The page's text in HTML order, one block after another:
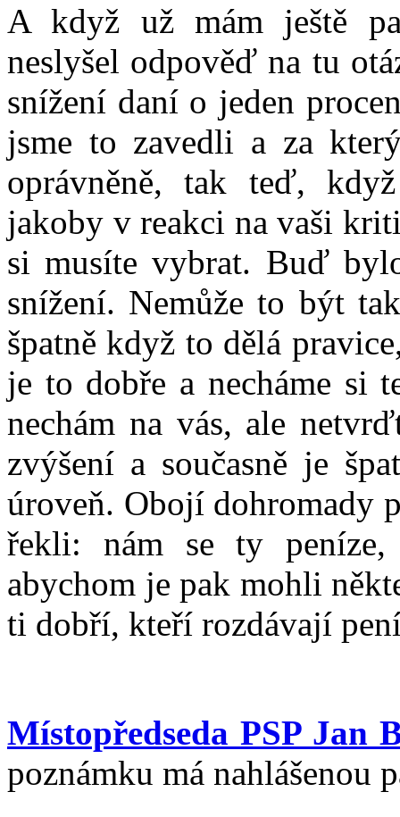
A když už mám ještě
neslyšel odpověď na tu
snížení daní o jeden
jsme to zavedli a za
oprávněně, tak teď,
jakoby v reakci na vaši
si musíte vybrat. Buď
snížení. Nemůže to být
špatně když to dělá
je to dobře a necháme si
nechám na vás, ale
zvýšení a současně je
úroveň. Obojí dohromady
řekli: nám se ty
abychom je pak mohli
ti dobří, kteří rozdávají
Místopředseda PSP Jan
poznámku má nahlášenou